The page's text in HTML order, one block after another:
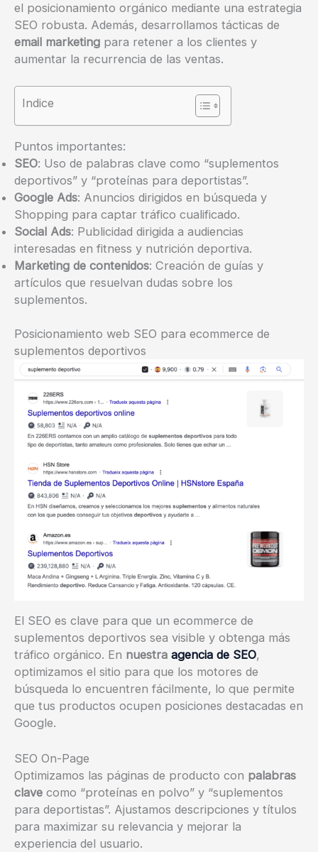
el posicionamiento orgánico mediante una estrategia
SEO robusta. Además, desarrollamos tácticas de
email marketing para retener a los clientes y
aumentar la recurrencia de las ventas.
Indice
Puntos importantes:
SEO: Uso de palabras clave como “suplementos
deportivos” y “proteínas para deportistas”.
Google Ads: Anuncios dirigidos en búsqueda y
Shopping para captar tráfico cualificado.
Social Ads: Publicidad dirigida a audiencias
interesadas en fitness y nutrición deportiva.
Marketing de contenidos: Creación de guías y
artículos que resuelvan dudas sobre los
suplementos.
Posicionamiento web SEO para ecommerce de
suplementos deportivos
El SEO es clave para que un ecommerce de
suplementos deportivos sea visible y obtenga más
tráfico orgánico. En nuestra agencia de SEO,
optimizamos el sitio para que los motores de
búsqueda lo encuentren fácilmente, lo que permite
que tus productos ocupen posiciones destacadas en
Google.
SEO On-Page
Optimizamos las páginas de producto con palabras
clave como “proteínas en polvo” y “suplementos
para deportistas”. Ajustamos descripciones y títulos
para maximizar su relevancia y mejorar la
experiencia del usuario.